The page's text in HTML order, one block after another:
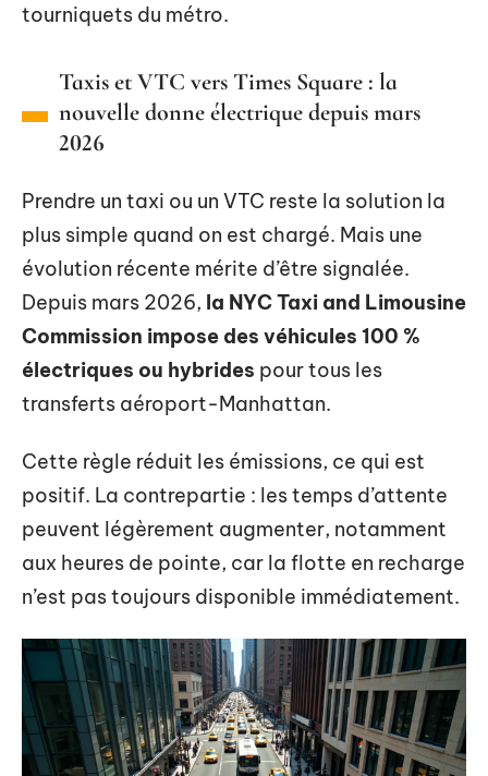
tourniquets du métro.
Taxis et VTC vers Times Square : la
nouvelle donne électrique depuis mars
2026
Prendre un taxi ou un VTC reste la solution la
plus simple quand on est chargé. Mais une
évolution récente mérite d’être signalée.
Depuis mars 2026, la NYC Taxi and Limousine
Commission impose des véhicules 100 %
électriques ou hybrides pour tous les
transferts aéroport-Manhattan.
Cette règle réduit les émissions, ce qui est
positif. La contrepartie : les temps d’attente
peuvent légèrement augmenter, notamment
aux heures de pointe, car la flotte en recharge
n’est pas toujours disponible immédiatement.